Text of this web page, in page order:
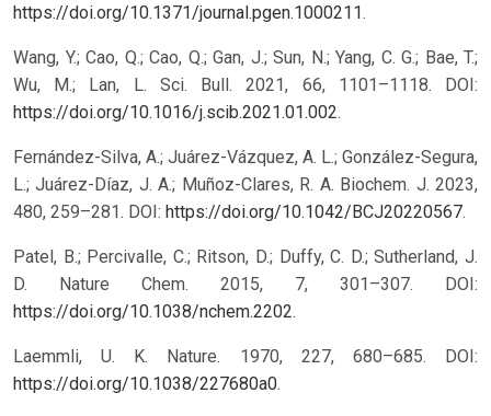
https://doi.org/10.1371/journal.pgen.1000211.
Wang, Y.; Cao, Q.; Cao, Q.; Gan, J.; Sun, N.; Yang, C. G.; Bae, T.;
Wu, M.; Lan, L. Sci. Bull. 2021, 66, 1101–1118. DOI:
https://doi.org/10.1016/j.scib.2021.01.002.
Fernández-Silva, A.; Juárez-Vázquez, A. L.; González-Segura,
L.; Juárez-Díaz, J. A.; Muñoz-Clares, R. A. Biochem. J. 2023,
480, 259–281. DOI: https://doi.org/10.1042/BCJ20220567.
Patel, B.; Percivalle, C.; Ritson, D.; Duffy, C. D.; Sutherland, J.
D. Nature Chem. 2015, 7, 301–307. DOI:
https://doi.org/10.1038/nchem.2202.
Laemmli, U. K. Nature. 1970, 227, 680–685. DOI:
https://doi.org/10.1038/227680a0.